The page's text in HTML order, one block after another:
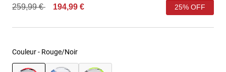
Price reduced from
259,99 €to 194,99 € 25% OFF
Couleur - Rouge/Noir